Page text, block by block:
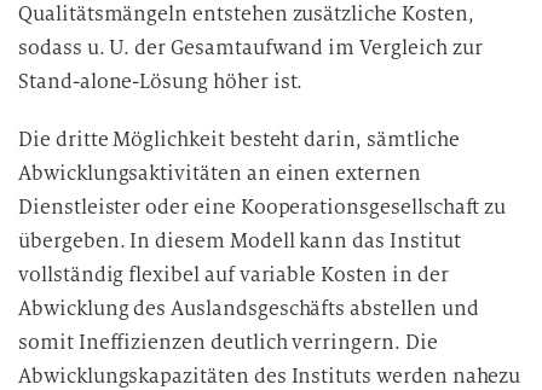
Qualitätsmängeln entstehen zusätzliche Kosten,
sodass u. U. der Gesamtaufwand im Vergleich zur
Stand-alone-Lösung höher ist.
Die dritte Möglichkeit besteht darin, sämtliche
Abwicklungsaktivitäten an einen externen
Dienstleister oder eine Kooperationsgesellschaft zu
übergeben. In diesem Modell kann das Institut
vollständig flexibel auf variable Kosten in der
Abwicklung des Auslandsgeschäfts abstellen und
somit Ineffizienzen deutlich verringern. Die
Abwicklungskapazitäten des Instituts werden nahezu